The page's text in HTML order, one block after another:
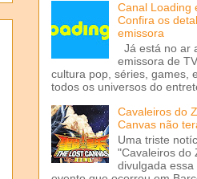
Canal Loading
Confira os
emissora
Já está no ar
emissora de
cultura pop, séries, games,
todos os universos do
Cavaleiros do
Canvas não
Uma triste
"Cavaleiros do
divulgada